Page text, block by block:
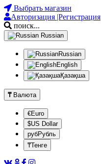
Выбрать магазин
Авторизация |Регистрация
поиск...
Russian
Russian
English
Қазақша
₸ Валюта
€Euro
$US Dollar
рубРубль
₸Тенге